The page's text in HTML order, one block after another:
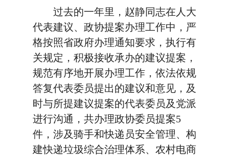
过去的一年里，赵静同志在人大
代表建议、政协提案办理工作中，严
格按照省政府办理通知要求，执行有
关规定，积极接收承办的建议提案，
规范有序地开展办理工作，依法依规
答复代表委员提出的建议和意见，及
时与所提建议提案的代表委员及党派
进行沟通，共办理政协委员提案5
件，涉及骑手和快递员安全管理、构
建快递垃圾综合治理体系、农村电商